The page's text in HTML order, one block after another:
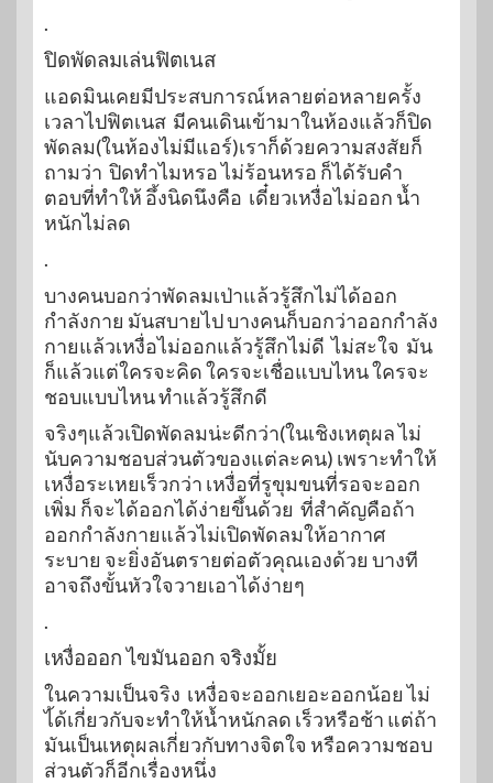
.
ปิดพัดลมเล่นฟิตเนส
แอดมินเคยมีประสบการณ์หลายต่อหลายครั้ง
เวลาไปฟิตเนส มีคนเดินเข้ามาในห้องแล้วก็ปิด
พัดลม(ในห้องไม่มีแอร์)เราก็ด้วยความสงสัยก็
ถามว่า ปิดทำไมหรอ ไม่ร้อนหรอ ก็ได้รับคำ
ตอบที่ทำให้ อึ้งนิดนึงคือ เดี๋ยวเหงื่อไม่ออก น้ำ
หนักไม่ลด
.
บางคนบอกว่าพัดลมเป่าแล้วรู้สึกไม่ได้ออก
กำลังกาย มันสบายไป บางคนก็บอกว่าออกกำลัง
กายแล้วเหงื่อไม่ออกแล้วรู้สึกไม่ดี ไม่สะใจ มัน
ก็แล้วแต่ใครจะคิด ใครจะเชื่อแบบไหน ใครจะ
ชอบแบบไหน ทำแล้วรู้สึกดี
จริงๆแล้วเปิดพัดลมน่ะดีกว่า(ในเชิงเหตุผล ไม่
นับความชอบส่วนตัวของแต่ละคน) เพราะทำให้
เหงื่อระเหยเร็วกว่า เหงื่อที่รูขุมขนที่รอจะออก
เพิ่ม ก็จะได้ออกได้ง่ายขึ้นด้วย ที่สำคัญคือถ้า
ออกกำลังกายแล้วไม่เปิดพัดลมให้อากาศ
ระบาย จะยิ่งอันตรายต่อตัวคุณเองด้วย บางที
อาจถึงขั้นหัวใจวายเอาได้ง่ายๆ
.
เหงื่อออก ไขมันออก จริงมั้ย
ในความเป็นจริง เหงื่อจะออกเยอะออกน้อย ไม่
ไ้ด้เกี่ยวกับจะทำให้น้ำหนักลด เร็วหรือช้า แต่ถ้า
มันเป็นเหตุผลเกี่ยวกับทางจิตใจ หรือความชอบ
ส่วนตัวก็อีกเรื่องหนึ่ง